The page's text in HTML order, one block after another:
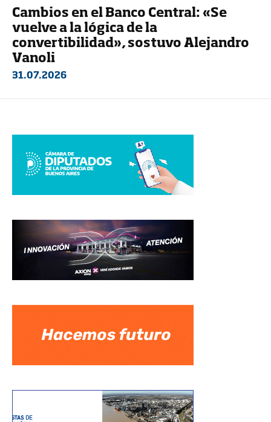
Cambios en el Banco Central: «Se
vuelve a la lógica de la
convertibilidad», sostuvo Alejandro
Vanoli
31.07.2026